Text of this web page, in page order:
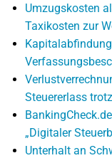
Umzugskosten
Taxikosten zur
Steuererlass
„Digitaler
Unterhalt an